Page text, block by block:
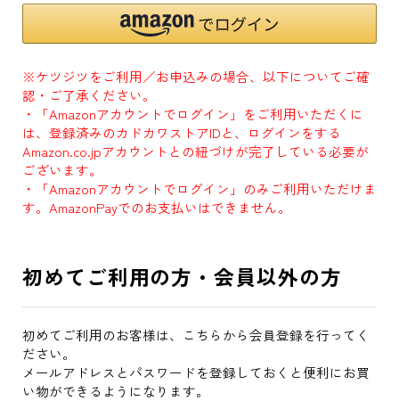
※ケツジツをご利用／お申込みの場合、以下についてご確
認・ご了承ください。
・「Amazonアカウントでログイン」をご利用いただくに
は、登録済みのカドカワストアIDと、ログインをする
Amazon.co.jpアカウントとの紐づけが完了している必要が
ございます。
・「Amazonアカウントでログイン」のみご利用いただけま
す。AmazonPayでのお支払いはできません。
初めてご利用の方・会員以外の方
初めてご利用のお客様は、こちらから会員登録を行ってく
ださい。
メールアドレスとパスワードを登録しておくと便利にお買
い物ができるようになります。